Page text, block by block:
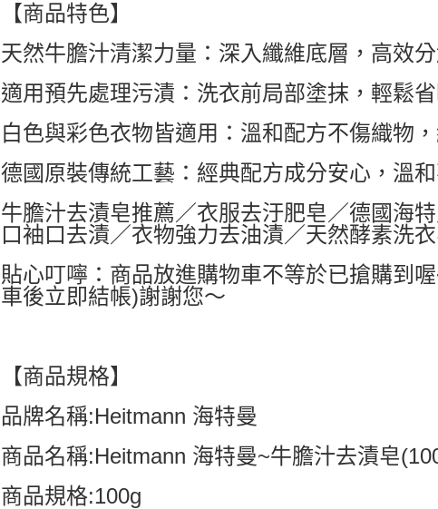
每筆
付款後7-
宅配
每筆
國家/地
【商品特色】
天然牛膽汁清潔力量：深入纖維底層，高效
適用預先處理污漬：洗衣前局部塗抹，輕鬆
白色與彩色衣物皆適用：溫和配方不傷織物
德國原裝傳統工藝：經典配方成分安心，溫
牛膽汁去漬皂推薦／衣服去汙肥皂／德國海
口袖口去漬／衣物強力去油漬／天然酵素洗
貼心叮嚀：商品放進購物車不等於已搶購到
車後立即結帳)謝謝您～
【商品規格】
品牌名稱:Heitmann 海特曼
商品名稱:Heitmann 海特曼~牛膽汁去漬皂
商品規格:100g